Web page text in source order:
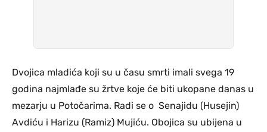
Dvojica mladića koji su u času smrti imali svega 19
godina najmlađe su žrtve koje će biti ukopane danas u
mezarju u Potočarima. Radi se o Senajidu (Husejin)
Avdiću i Harizu (Ramiz) Mujiću. Obojica su ubijena u